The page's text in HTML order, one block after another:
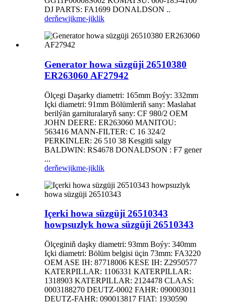
DJ PARTS: FA1699 DONALDSON ..
derňewjikme-jiklik
Generator howa süzgüji 26510380
ER263060 AF27942
Ölçegi Daşarky diametri: 165mm Boýy: 332mm
Içki diametri: 91mm Bölümleriň sany: Maslahat
berilýän garnituralaryň sany: CF 980/2 OEM
JOHN DEERE: ER263060 MANITOU:
563416 MANN-FILTER: C 16 324/2
PERKINLER: 26 510 38 Kesgitli salgy
BALDWIN: RS4678 DONALDSON : F7 gener
...
derňewjikme-jiklik
Içerki howa süzgüji 26510343
howpsuzlyk howa süzgüji 26510343
Ölçeginiň daşky diametri: 93mm Boýy: 340mm
Içki diametri: Bölüm belgisi üçin 73mm: FA3220
OEM ASE IH: 87718006 KESE IH: Z2950577
KATERPILLAR: 1106331 KATERPILLAR:
1318903 KATERPILLAR: 2124478 CLAAS:
0003188270 DEUTZ-0002 FAHR: 090003011
DEUTZ-FAHR: 090013817 FIAT: 1930590